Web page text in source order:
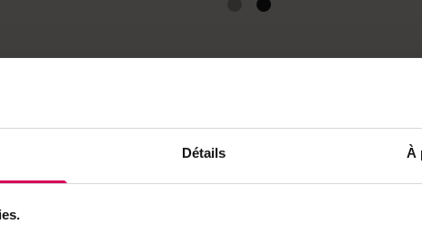
Détails À